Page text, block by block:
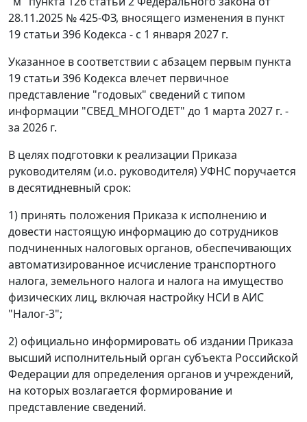
28.11.2025 № 425-ФЗ, вносящего изменения в пункт
19 статьи 396 Кодекса - с 1 января 2027 г.
Указанное в соответствии с абзацем первым пункта
19 статьи 396 Кодекса влечет первичное
представление "годовых" сведений с типом
информации "СВЕД_МНОГОДЕТ" до 1 марта 2027 г. -
за 2026 г.
В целях подготовки к реализации Приказа
руководителям (и.о. руководителя) УФНС поручается
в десятидневный срок:
1) принять положения Приказа к исполнению и
довести настоящую информацию до сотрудников
подчиненных налоговых органов, обеспечивающих
автоматизированное исчисление транспортного
налога, земельного налога и налога на имущество
физических лиц, включая настройку НСИ в АИС
"Налог-3";
2) официально информировать об издании Приказа
высший исполнительный орган субъекта Российской
Федерации для определения органов и учреждений,
на которых возлагается формирование и
представление сведений.